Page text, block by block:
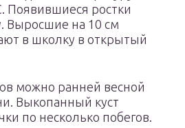
Появившиеся ростки
Выросшие на 10 см
в школку в открытый
можно ранней весной
Выкопанный куст
по несколько побегов.